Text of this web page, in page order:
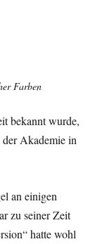
Farben
bekannt wurde,
Akademie in
an einigen
zu seiner Zeit
hatte wohl